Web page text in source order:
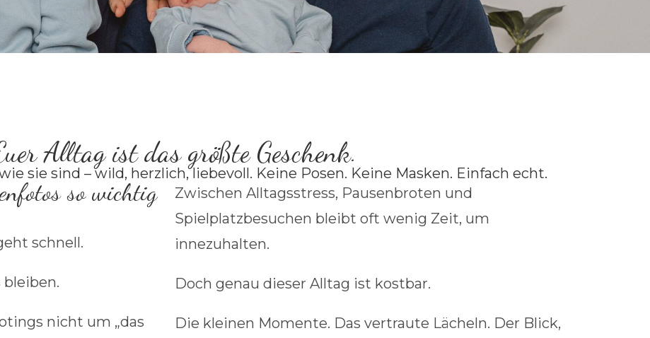
Alltag ist das größte Geschenk.
sie sind – wild, herzlich, liebevoll. Keine Posen. Keine Masken. Einfach echt.
so wichtig
schnell.
bleiben.
nicht um „das
Zwischen Alltagsstress, Pausenbroten und
Spielplatzbesuchen bleibt oft wenig Zeit, um
innezuhalten.
Doch genau dieser Alltag ist kostbar.
Die kleinen Momente. Das vertraute Lächeln. Der Blick,